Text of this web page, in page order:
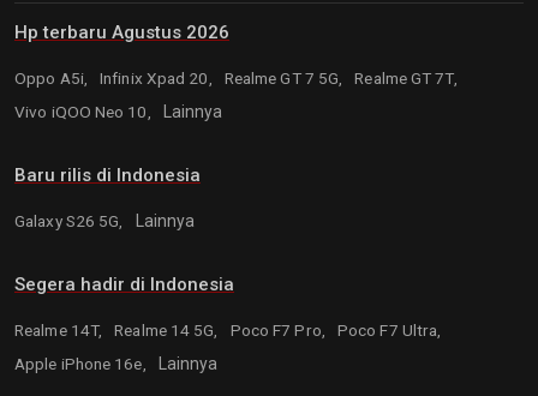
Hp terbaru Agustus 2026
Oppo A5i, Infinix Xpad 20, Realme GT 7 5G,
Realme GT 7T,
Vivo iQOO Neo 10,
Lainnya
Baru rilis di Indonesia
Galaxy S26 5G, Lainnya
Segera hadir di Indonesia
Realme 14T, Realme 14 5G, Poco F7 Pro,
Poco F7 Ultra,
Apple iPhone 16e,
Lainnya